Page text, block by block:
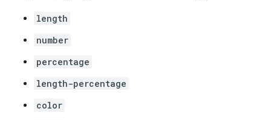
length
number
percentage
length-percentage
color